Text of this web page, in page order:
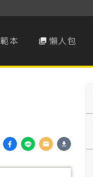
範本  懶人包